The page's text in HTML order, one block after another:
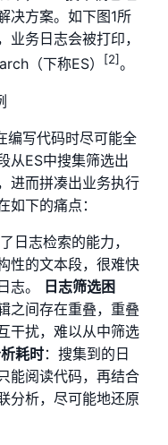
决方案。如下图1所
务日志会被打印，
（下称ES）
[2]。
编写代码时尽可能全
从ES中搜集筛选出
进而拼凑出业务执行
如下的痛点：
日志检索的能力，
性的文本段，很难快
志。
日志筛选困
之间存在重叠，重叠
干扰，难以从中筛选
耗时：搜集到的日
能阅读代码，再结合
分析，尽可能地还原